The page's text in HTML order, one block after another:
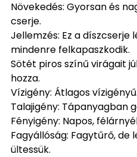
Növekedés: Gyorsan és
cserje.
Jellemzés: Ez a
mindenre felkapaszkodik.
Sötét piros színű virágait
hozza.
Vízigény: Átlagos vízigényű.
Talajigény: Tápanyagban
Fényigény: Napos,
Fagyállóság: Fagytűrő,
ültessük.